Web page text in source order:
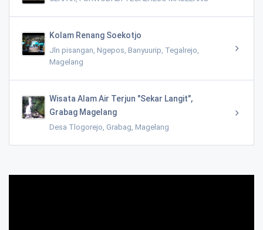
Kolam Renang Soekotjo
Jln pisangan, Ngepos, Banyuurip, Tegalrejo,
Magelang
Wisata Alam Air Terjun "Sekar Langit",
Grabag Magelang
Desa Tlogorejo, Grabag, Magelang